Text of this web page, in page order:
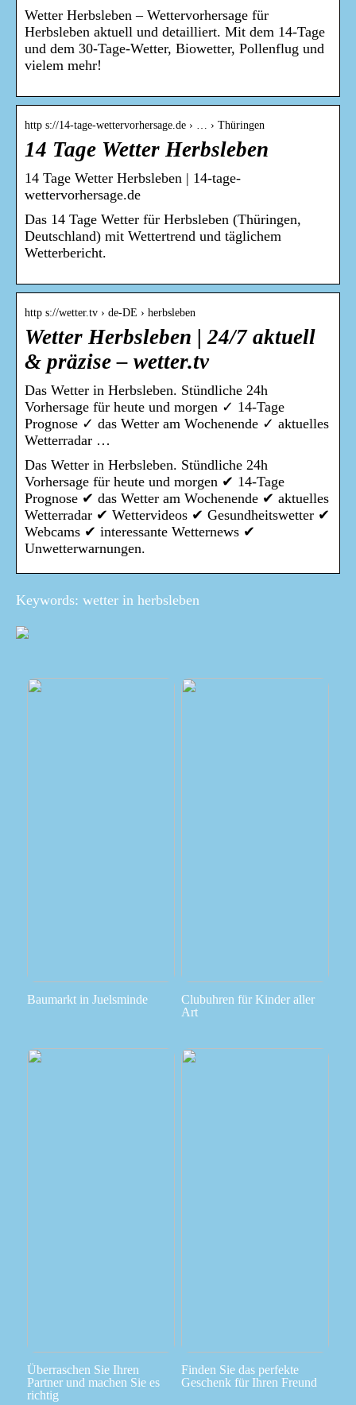
Wetter Herbsleben – Wettervorhersage für
Herbsleben aktuell und detailliert. Mit dem 14-Tage
und dem 30-Tage-Wetter, Biowetter, Pollenflug und
vielem mehr!
http s://14-tage-wettervorhersage.de › … › Thüringen
14 Tage Wetter Herbsleben
14 Tage Wetter Herbsleben | 14-tage-
wettervorhersage.de
Das 14 Tage Wetter für Herbsleben (Thüringen,
Deutschland) mit Wettertrend und täglichem
Wetterbericht.
http s://wetter.tv › de-DE › herbsleben
Wetter Herbsleben | 24/7 aktuell
& präzise – wetter.tv
Das Wetter in Herbsleben. Stündliche 24h
Vorhersage für heute und morgen ✓ 14-Tage
Prognose ✓ das Wetter am Wochenende ✓ aktuelles
Wetterradar …
Das Wetter in Herbsleben. Stündliche 24h
Vorhersage für heute und morgen ✔ 14-Tage
Prognose ✔ das Wetter am Wochenende ✔ aktuelles
Wetterradar ✔ Wettervideos ✔ Gesundheitswetter ✔
Webcams ✔ interessante Wetternews ✔
Unwetterwarnungen.
Keywords: wetter in herbsleben
Baumarkt in Juelsminde
Clubuhren für Kinder aller
Art
Überraschen Sie Ihren
Partner und machen Sie es
richtig
Finden Sie das perfekte
Geschenk für Ihren Freund